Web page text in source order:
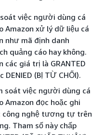
việc người dùng cá
Amazon xử lý dữ liệu cá
như mã định danh
quảng cáo hay không.
các giá trị là GRANTED
DENIED (BỊ TỪ CHỐI).
soát việc người dùng cá
Amazon đọc hoặc ghi
công nghệ tương tự trên
Tham số này chấp